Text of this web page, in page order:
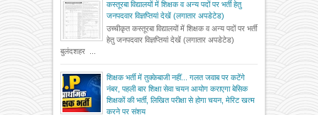
कस्तूरबा विद्यालयों में शिक्षक व अन्य पदों पर भर्ती हेतु
जनपदवार विज्ञप्तियां देखें (लगातार अपडेटेड)
उच्चीकृत कस्तूरबा विद्यालयों में शिक्षक व अन्य पदों पर भर्ती
हेतु जनपदवार विज्ञप्तियां देखें (लगातार अपडेटेड)
बुलंदशहर ...
शिक्षक भर्ती में तुक्केबाजी नहीं... गलत जवाब पर कटेंगे
नंबर, पहली बार शिक्षा सेवा चयन आयोग कराएगा बेसिक
शिक्षकों की भर्ती, लिखित परीक्षा से होगा चयन, मेरिट खत्म
करने पर संशय